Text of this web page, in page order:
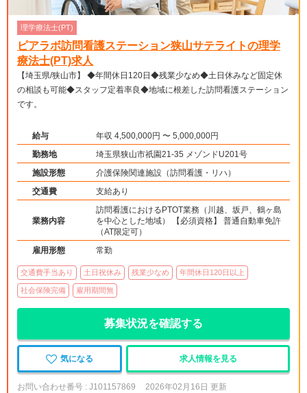
理学療法士(PT)
ピアラボ訪問看護ステーション狭山サテライトの理学
療法士(PT)求人
【埼玉県/狭山市】 ◆年間休日120日◆残業少なめ◆土日休みなど固定休
の相談も可能◆スタッフ定着率良◆地域に根差した訪問看護ステーション
です。
給与
年収 4,500,000円 〜 5,000,000円
勤務地
埼玉県狭山市祇園21-35 メゾンドU201号
施設形態
介護保険関連施設（訪問看護・リハ）
交通費
支給あり
業務内容
訪問看護におけるPTOT業務（川越、坂戸、鶴ヶ島
を中心とした地域） 【必須資格】 普通自動車免許
（AT限定可）
雇用形態
常勤
交通費手当あり 土日祝休み 残業少なめ 年間休日120日以上
社会保険完備 雇用期間無
募集状況を確認する
気になる 求人情報を見る
お問い合わせ番号 : J101157869
2026年02月16日 更新